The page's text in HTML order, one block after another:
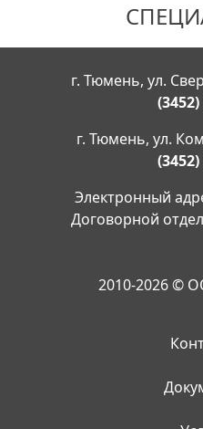
г. Тюмень, ул.
г. Тюмень, ул.
Электронный
Договорной
2010-2026 ©